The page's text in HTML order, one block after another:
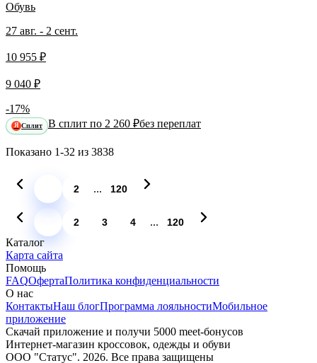
Обувь
27 авг. - 2 сент.
10 955 ₽
9 040 ₽
-17%
Я Сплит В сплит по 2 260 ₽без переплат
Показано 1-32 из 3838
2 ... 120
2 3 4 ... 120
Каталог
Карта сайта
Помощь
FAQОфертаПолитика конфиденциальности
О нас
КонтактыНаш блогПрограмма лояльностиМобильное
приложение
Скачай приложение и получи 5000 meet-бонусов
Интернет-магазин кроссовок, одежды и обуви
ООО "Статус". 2026. Все права защищены